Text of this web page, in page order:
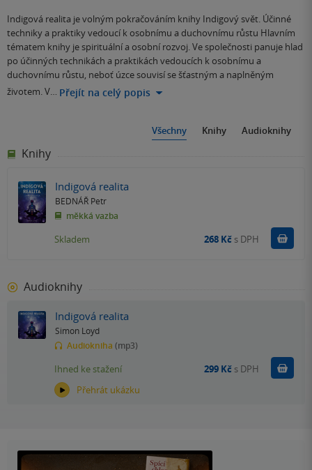
Indigová realita je volným pokračováním knihy Indigový svět. Účinné
techniky a praktiky vedoucí k osobnímu a duchovnímu růstu Hlavním
tématem knihy je spirituální a osobní rozvoj. Ve společnosti panuje hlad
po účinných technikách a praktikách vedoucích k osobnímu a
duchovnímu růstu, neboť úzce souvisí se šťastným a naplněným
životem. V… Přejít na celý popis
Všechny Knihy Audioknihy
Knihy
Indigová realita
BEDNÁŘ Petr
měkká vazba
Skladem 268 Kč s DPH
Audioknihy
Indigová realita
Simon Loyd
Audiokniha (mp3)
Přehrát ukázku
Ihned ke stažení 299 Kč s DPH Koupit